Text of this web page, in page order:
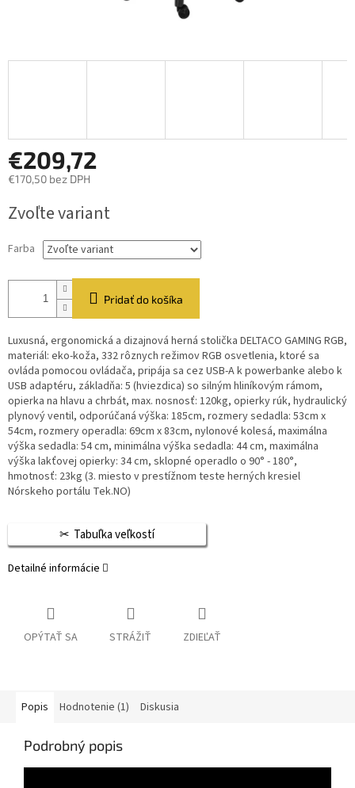
€209,72
€170,50 bez DPH
cena:
Zvoľte variant
Farba
Pridať do košíka
Luxusná, ergonomická a dizajnová herná stolička DELTACO GAMING RGB,
materiál: eko-koža, 332 rôznych režimov RGB osvetlenia, ktoré sa
ovláda pomocou ovládača, pripája sa cez USB-A k powerbanke alebo k
USB adaptéru, základňa: 5 (hviezdica) so silným hliníkovým rámom,
opierka na hlavu a chrbát, max. nosnosť: 120kg, opierky rúk, hydraulický
plynový ventil, odporúčaná výška: 185cm, rozmery sedadla: 53cm x
54cm, rozmery operadla: 69cm x 83cm, nylonové kolesá, maximálna
výška sedadla: 54 cm, minimálna výška sedadla: 44 cm, maximálna
výška lakťovej opierky: 34 cm, sklopné operadlo o 90° - 180°,
hmotnosť: 23kg (3. miesto v prestížnom teste herných kresiel
Nórskeho portálu Tek.NO)
Tabuľka veľkostí
Detailné informácie
OPÝTAŤ SA STRÁŽIŤ ZDIEĽAŤ
Popis Hodnotenie (1) Diskusia
Podrobný popis